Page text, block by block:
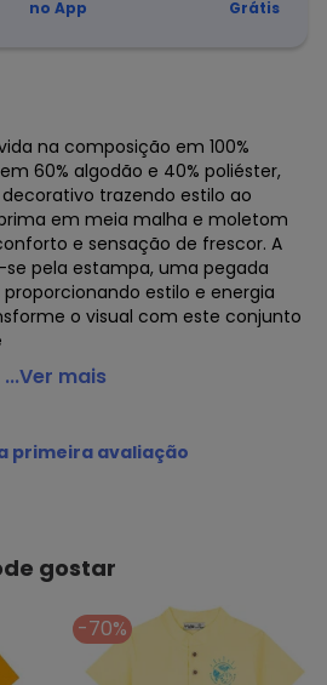
no App
Grátis
na composição em 100%
60% algodão e 40% poliéster,
trazendo estilo ao
em meia malha e moletom
e sensação de frescor. A
pela estampa, uma pegada
estilo e energia
o visual com este conjunto
Infantil Web Press Start
DIGITAL LTDA / CNPJ
...Ver mais
primeira avaliação
gostar
-70%